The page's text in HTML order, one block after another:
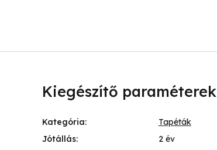
Kiegészítő paraméterek
Kategória:
Tapéták
Jótállás:
2 év